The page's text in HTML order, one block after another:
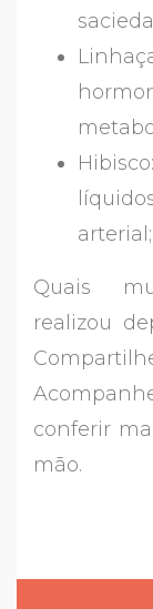
arterial;
Quais
realizou
conferir
mão.